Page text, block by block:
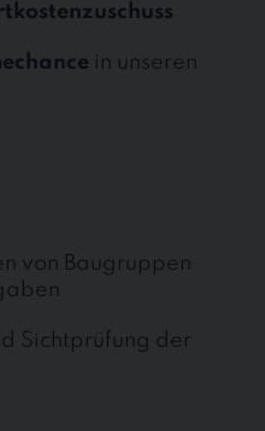
in unseren
von Baugruppen
Sichtprüfung der